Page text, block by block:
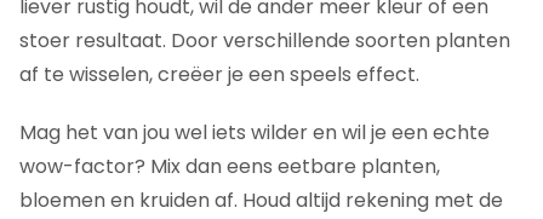
liever rustig houdt, wil de ander meer kleur of een
stoer resultaat. Door verschillende soorten planten
af te wisselen, creëer je een speels effect.
Mag het van jou wel iets wilder en wil je een echte
wow-factor? Mix dan eens eetbare planten,
bloemen en kruiden af. Houd altijd rekening met de